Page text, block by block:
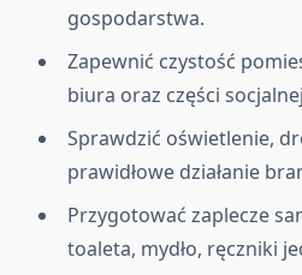
gospodarstwa.
Zapewnić czystość
biura oraz części
Sprawdzić oświetlenie,
prawidłowe działanie
Przygotować zaplecze
toaleta, mydło, ręczniki